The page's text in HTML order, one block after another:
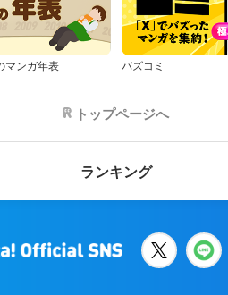
マンガ年表 バズコミ
トップページへ
ランキング